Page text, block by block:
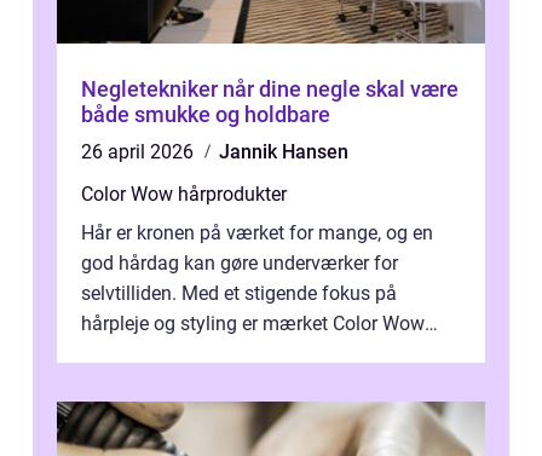
Negletekniker når dine negle skal være
både smukke og holdbare
26 april 2026
Jannik Hansen
Color Wow hårprodukter
Hår er kronen på værket for mange, og en
god hårdag kan gøre underværker for
selvtilliden. Med et stigende fokus på
hårpleje og styling er mærket Color Wow